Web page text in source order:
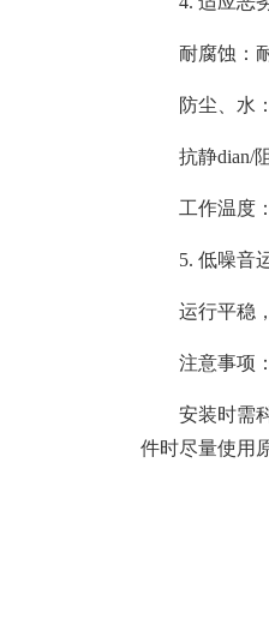
耐腐蚀：
防尘、水
抗静dian/
工作温度
5. 低噪音
运行平稳
注意事项
安装时需
件时尽量使用